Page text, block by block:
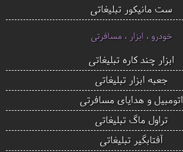
ست مانیکور تبلیغاتی
خودرو ، ابزار ، مسافرتی
ابزار چند کاره تبلیغاتی
جعبه ابزار تبلیغاتی
اتومبیل و هدایای مسافرتی
تراول ماگ تبلیغاتی
آفتابگیر تبلیغاتی